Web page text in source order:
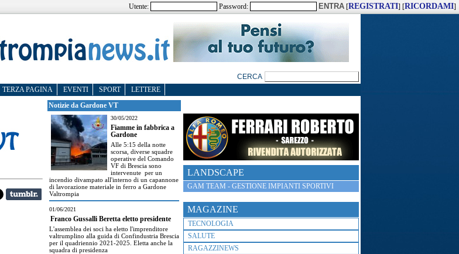
Utente: Password: [REGISTRATI] [RICORDAMI]
TERZA PAGINA EVENTI SPORT LETTERE
LANDSCAPE
GAM TEAM - GESTIONE IMPIANTI SPORTIVI
MAGAZINE
TECNOLOGIA
SALUTE
RAGAZZINEWS
Notizie da Gardone VT
30/05/2022
Fiamme in fabbrica a
Gardone
Alle 5:15 della notte
scorsa, diverse squadre
operative del Comando
VF di Brescia sono
intervenute per un
incendio divampato all'interno di un capannone
di lavorazione materiale in ferro a Gardone
Valtrompia
01/06/2021
Franco Gussalli Beretta eletto presidente
L'assemblea dei soci ha eletto l'imprenditore
valtrumplino alla guida di Confindustria Brescia
per il quadriennio 2021-2025. Eletta anche la
squadra di presidenza